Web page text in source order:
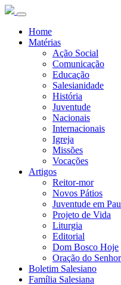
Home
Matérias
Ação Social
Comunicação
Educação
Salesianidade
História
Juventude
Nacionais
Internacionais
Igreja
Missões
Vocações
Artigos
Reitor-mor
Novos Pátios
Juventude em
Projeto de Vida
Liturgia
Editorial
Dom Bosco Hoje
Oração do Senhor
Boletim Salesiano
Família Salesiana